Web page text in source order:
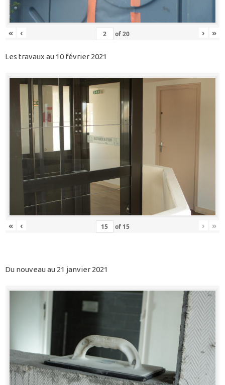
« ‹ of20 › »
Les travaux au 10 février 2021
« ‹ of 15 › »
Du nouveau au 21 janvier 2021